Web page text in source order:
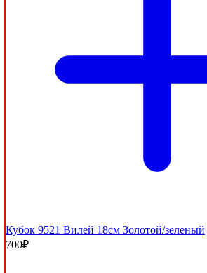
Кубок 9521 Вилей 18см Золотой/зеленый
700₽